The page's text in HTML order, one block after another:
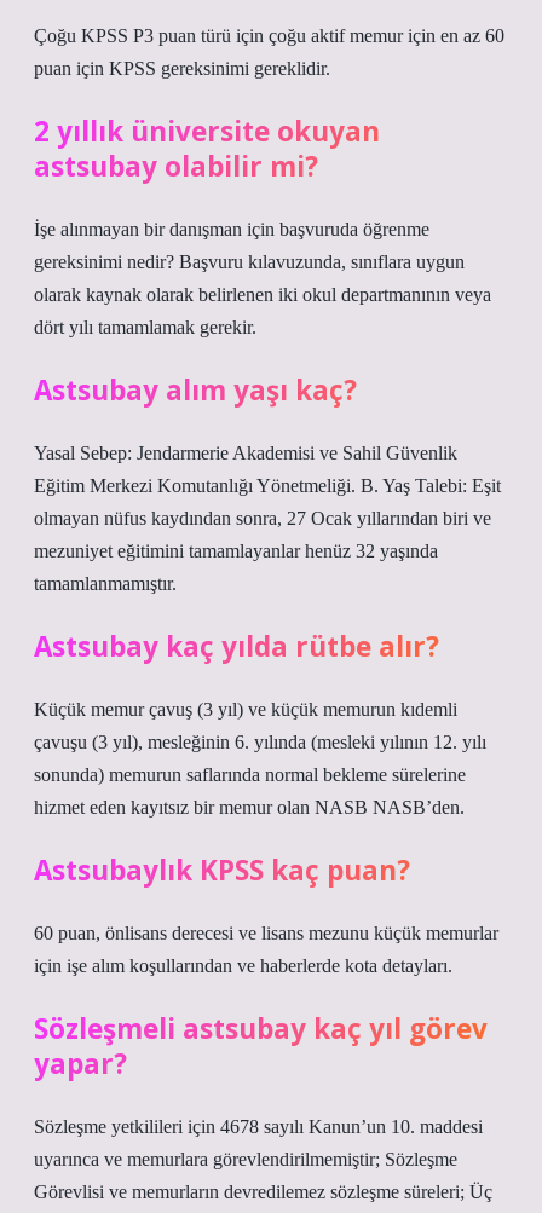
Çoğu KPSS P3 puan türü için çoğu aktif memur için en az 60
puan için KPSS gereksinimi gereklidir.
2 yıllık üniversite okuyan
astsubay olabilir mi?
İşe alınmayan bir danışman için başvuruda öğrenme
gereksinimi nedir? Başvuru kılavuzunda, sınıflara uygun
olarak kaynak olarak belirlenen iki okul departmanının veya
dört yılı tamamlamak gerekir.
Astsubay alım yaşı kaç?
Yasal Sebep: Jendarmerie Akademisi ve Sahil Güvenlik
Eğitim Merkezi Komutanlığı Yönetmeliği. B. Yaş Talebi: Eşit
olmayan nüfus kaydından sonra, 27 Ocak yıllarından biri ve
mezuniyet eğitimini tamamlayanlar henüz 32 yaşında
tamamlanmamıştır.
Astsubay kaç yılda rütbe alır?
Küçük memur çavuş (3 yıl) ve küçük memurun kıdemli
çavuşu (3 yıl), mesleğinin 6. yılında (mesleki yılının 12. yılı
sonunda) memurun saflarında normal bekleme sürelerine
hizmet eden kayıtsız bir memur olan NASB NASB’den.
Astsubaylık KPSS kaç puan?
60 puan, önlisans derecesi ve lisans mezunu küçük memurlar
için işe alım koşullarından ve haberlerde kota detayları.
Sözleşmeli astsubay kaç yıl görev
yapar?
Sözleşme yetkilileri için 4678 sayılı Kanun’un 10. maddesi
uyarınca ve memurlara görevlendirilmemiştir; Sözleşme
Görevlisi ve memurların devredilemez sözleşme süreleri; Üç